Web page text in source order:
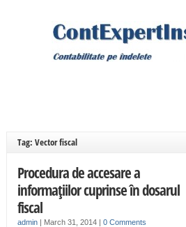
Tag: Vector fiscal
Procedura de accesare a
informaţiilor cuprinse în dosarul
fiscal
admin| March 31, 2014 | 0 Comments